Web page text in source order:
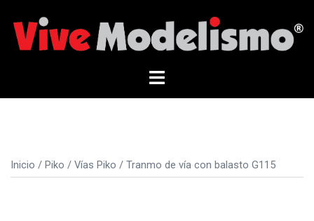
contenido
Alternar
Inicio / Piko / Vías Piko / Tranmo de vía con balasto G115